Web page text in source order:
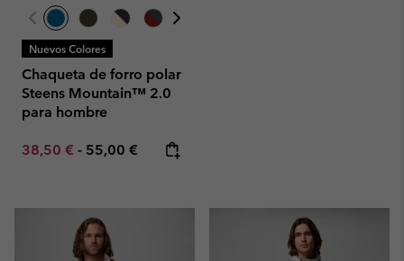
Nuevos Colores
Chaqueta de forro polar
Steens Mountain™ 2.0
para hombre
Minimum sale price:
38,50 € - Maximum price:
55,00 €